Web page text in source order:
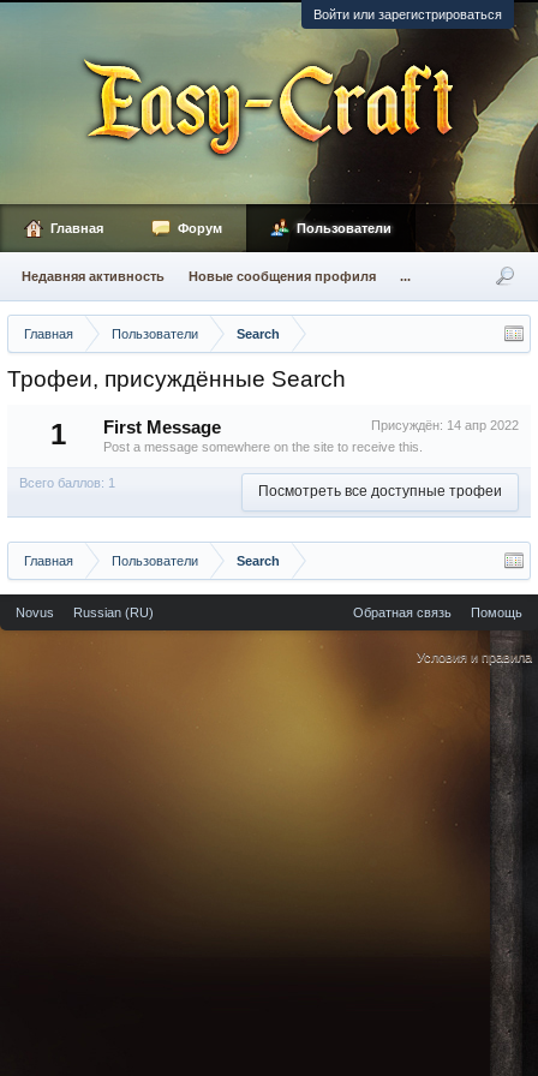
Войти или зарегистрироваться
Главная Пользователи Search
Трофеи, присуждённые Search
1 Присуждён: 14 апр 2022
First Message
Post a message somewhere on the site to receive this.
Всего баллов: 1 Посмотреть все доступные трофеи
Главная Пользователи Search
Главная Форум Пользователи
Недавняя активность Новые сообщения профиля ...
Novus Russian (RU) Обратная связь Помощь
Условия и правила